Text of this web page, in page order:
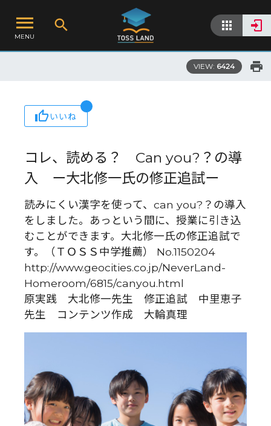
MENU
VIEW: 6424
いいね
コレ、読める？ Can you?？の導
入 ー大北修一氏の修正追試ー
読みにくい漢字を使って、can you?？の導入
をしました。あっという間に、授業に引き込
むことができます。大北修一氏の修正追試で
す。（ＴＯＳＳ中学推薦） No.1150204
http://www.geocities.co.jp/NeverLand-
Homeroom/6815/canyou.html
原実践 大北修一先生 修正追試 中里恵子
先生 コンテンツ作成 大輪真理